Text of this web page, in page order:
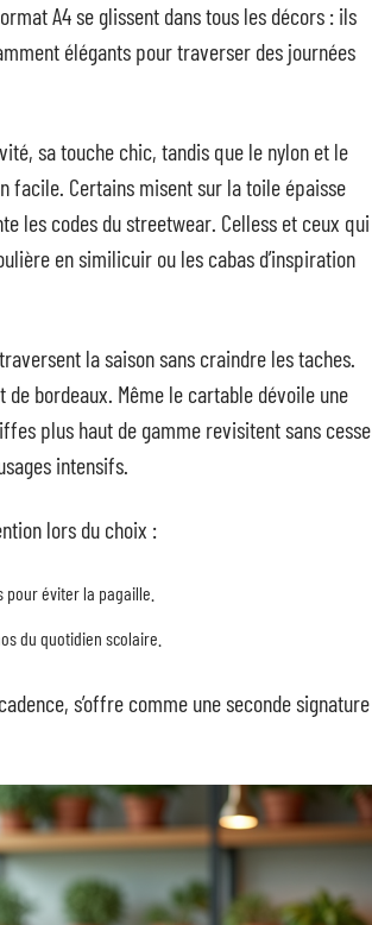
A4 se glissent dans tous les décors : ils
élégants pour traverser des journées
sa touche chic, tandis que le nylon et le
facile. Certains misent sur la toile épaisse
les codes du streetwear. Celless et ceux qui
en similicuir ou les cabas d’inspiration
la saison sans craindre les taches.
bordeaux. Même le cartable dévoile une
plus haut de gamme revisitent sans cesse
intensifs.
lors du choix :
éviter la pagaille.
du quotidien scolaire.
s’offre comme une seconde signature